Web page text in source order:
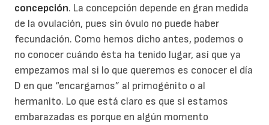
concepción. La concepción depende en gran medida
de la ovulación, pues sin óvulo no puede haber
fecundación. Como hemos dicho antes, podemos o
no conocer cuándo ésta ha tenido lugar, así que ya
empezamos mal si lo que queremos es conocer el día
D en que “encargamos” al primogénito o al
hermanito. Lo que está claro es que si estamos
embarazadas es porque en algún momento